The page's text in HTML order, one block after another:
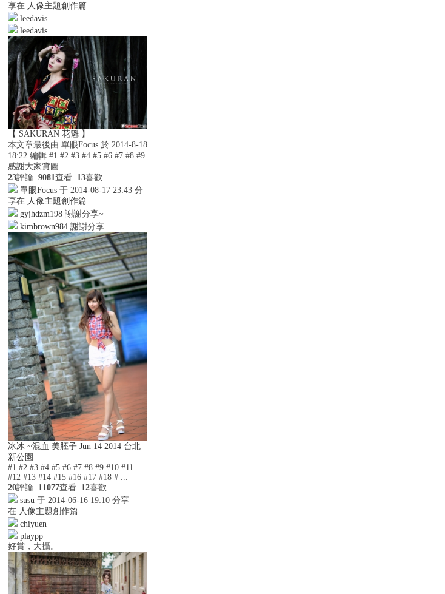
享在 人像主題創作篇
leedavis
leedavis
【 SAKURAN 花魁 】
本文章最後由 單眼Focus 於 2014-8-18
18:22 編輯 #1 #2 #3 #4 #5 #6 #7 #8 #9
感謝大家賞圖 ...
23評論 9081查看 13喜歡
單眼Focus 于 2014-08-17 23:43 分
享在 人像主題創作篇
gyjhdzm198 謝謝分享~
kimbrown984 謝謝分享
冰冰 ~混血 美胚子 Jun 14 2014 台北
新公園
#1 #2 #3 #4 #5 #6 #7 #8 #9 #10 #11
#12 #13 #14 #15 #16 #17 #18 # ...
20評論 11077查看 12喜歡
susu 于 2014-06-16 19:10 分享
在 人像主題創作篇
chiyuen
playpp
好賞，大攝。